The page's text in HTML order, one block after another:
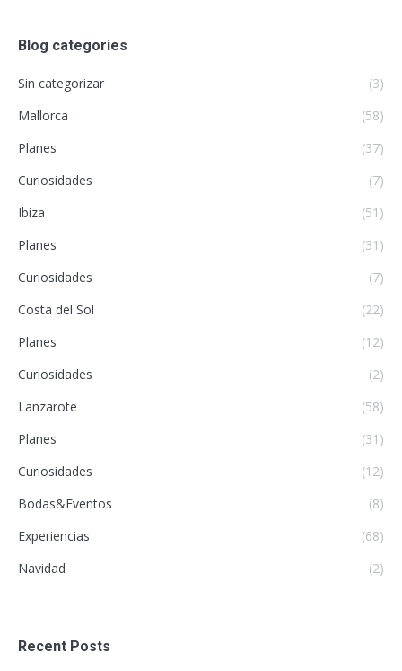
Blog categories
Sin categorizar
(3)
Mallorca
(58)
Planes
(37)
Curiosidades
(7)
Ibiza
(51)
Planes
(31)
Curiosidades
(7)
Costa del Sol
(22)
Planes
(12)
Curiosidades
(2)
Lanzarote
(58)
Planes
(31)
Curiosidades
(12)
Bodas&Eventos
(8)
Experiencias
(68)
Navidad
(2)
Recent Posts